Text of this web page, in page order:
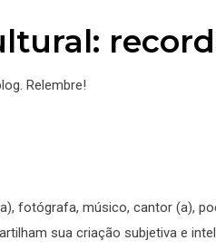
Relembre!
fotógrafa, músico, cantor (a),
sua criação subjetiva e